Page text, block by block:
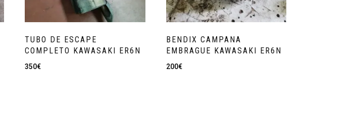
TUBO DE ESCAPE
COMPLETO KAWASAKI ER6N
350€
BENDIX CAMPANA
EMBRAGUE KAWASAKI ER6N
200€